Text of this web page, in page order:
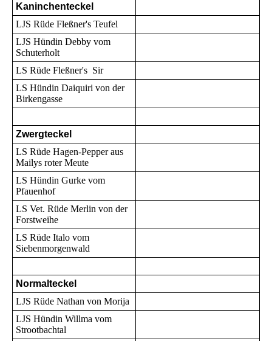
Kaninchenteckel
LJS Rüde Fleßner's Teufel
LJS Hündin Debby vom
Schuterholt
LS Rüde Fleßner's Sir
LS Hündin Daiquiri von der
Birkengasse
Zwergteckel
LS Rüde Hagen-Pepper aus
Mailys roter Meute
LS Hündin Gurke vom
Pfauenhof
LS Vet. Rüde Merlin von der
Forstweihe
LS Rüde Italo vom
Siebenmorgenwald
Normalteckel
LJS Rüde Nathan von Morija
LJS Hündin Willma vom
Strootbachtal